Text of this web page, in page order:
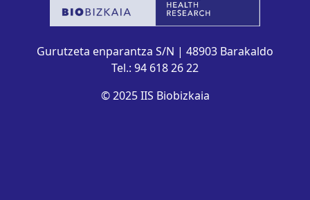
Gurutzeta enparantza S/N | 48903 Barakaldo
Tel.: 94 618 26 22
© 2025 IIS Biobizkaia